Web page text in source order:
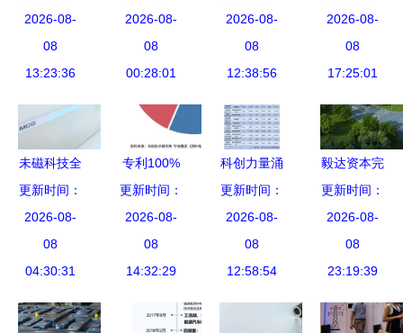
递出的“冠
军”名片 新
兴能源技术
2026-08-
08
13:23:36
染者，所在
街乡镇人员
原则上限制
能源技术研
发持续发力
2026-08-
08
00:28:01
四次工业革
命竞争的中
国代表作
2026-08-
08
12:38:56
速强劲，新
兴能源技术
研发引领增
2026-08-
08
17:25:01
未磁科技全
球首台64通
道无液氦心
磁图仪及首
个培训基地
贞医院
更新时间：
2026-08-
08
04:30:31
专利100%
被外国掌
握，中国氢
能源汽车有
没有未来？
更新时间：
2026-08-
08
14:32:29
科创力量涌
现 37家科
创板电池新
能源产业链
上市公司
更新时间：
2026-08-
08
12:58:54
毅达资本完
成对理想万
里晖新一轮
投资，深度
布局新能源
更新时间：
2026-08-
08
23:19:39